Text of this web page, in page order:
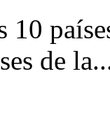
10
de